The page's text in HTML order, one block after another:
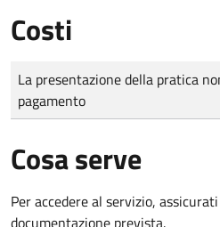
Costi
Tipo di pagamento
Importo
La presentazione della pratica
pagamento
Cosa serve
Per accedere al servizio,
documentazione prevista.